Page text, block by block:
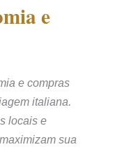
e
e compras
italiana.
locais e
sua